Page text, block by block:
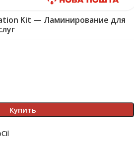
Kit — Ламинирование для
Купить